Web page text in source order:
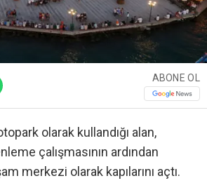
ABONE OL
olarak kullandığı alan,
çalışmasının ardından
merkezi olarak kapılarını açtı.